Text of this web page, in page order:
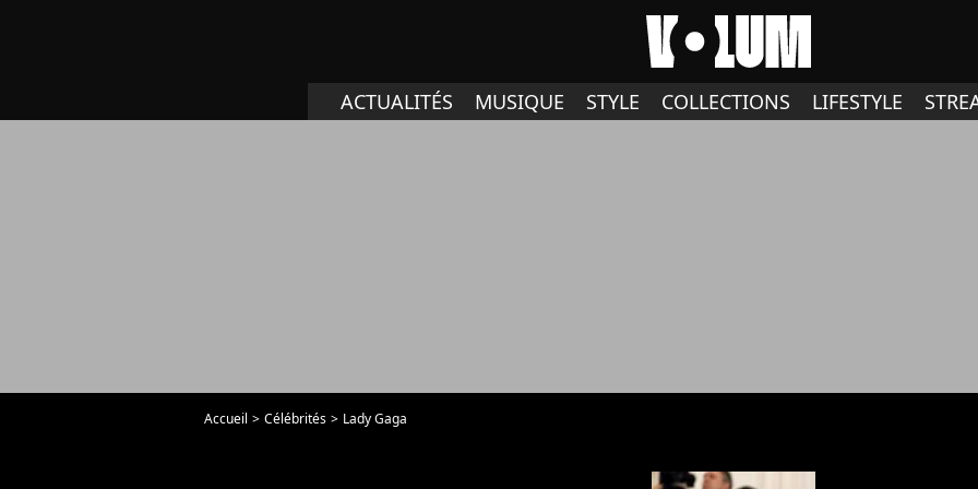
ACTUALITÉS MUSIQUE STYLE COLLECTIONS LIFESTYLE
Accueil Célébrités Lady Gaga